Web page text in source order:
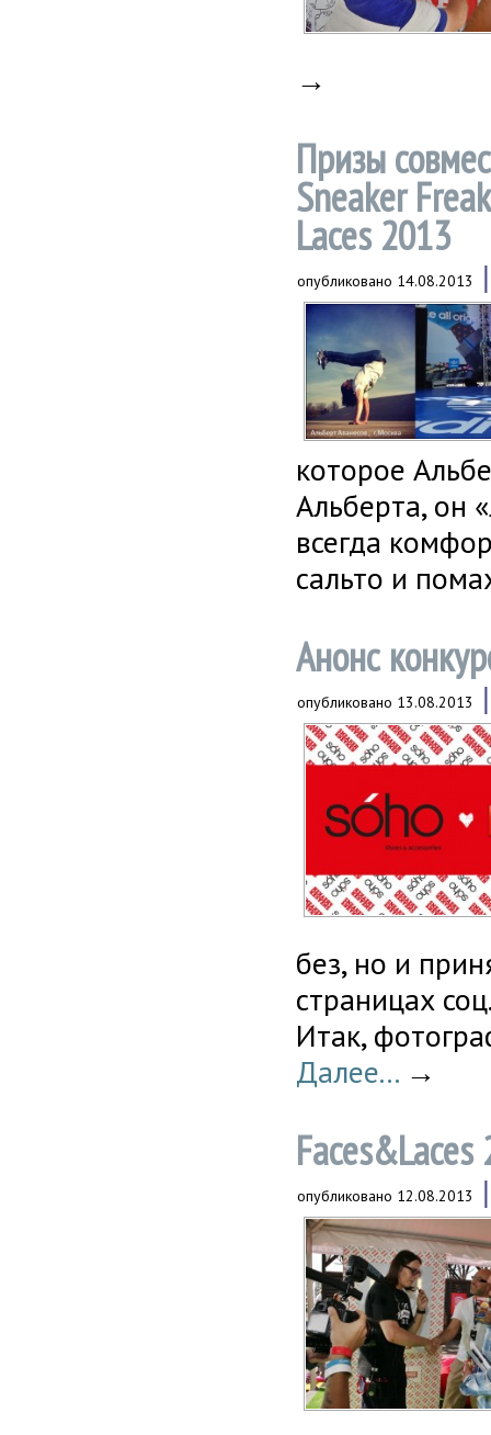
→
Призы
Sneaker
Laces 2013
опубликовано 14.08.2013
которое
Альберта, он
всегда
сальто и
Анонс
опубликовано 13.08.2013
без, но и
страницах
Итак,
Далее... →
Faces&Laces
опубликовано 12.08.2013